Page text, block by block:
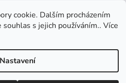
cookie. Dalším procházením
s jejich používáním.. Více
Nastavení
9. srpna bude náš
z důvodu dovolené.
v pátek 24.7. a